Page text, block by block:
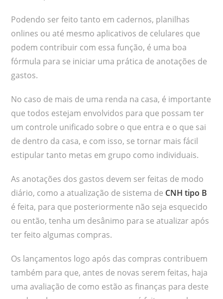
Podendo ser feito tanto em cadernos, planilhas
onlines ou até mesmo aplicativos de celulares que
podem contribuir com essa função, é uma boa
fórmula para se iniciar uma prática de anotações de
gastos.
No caso de mais de uma renda na casa, é importante
que todos estejam envolvidos para que possam ter
um controle unificado sobre o que entra e o que sai
de dentro da casa, e com isso, se tornar mais fácil
estipular tanto metas em grupo como individuais.
As anotações dos gastos devem ser feitas de modo
diário, como a atualização de sistema de CNH tipo B
é feita, para que posteriormente não seja esquecido
ou então, tenha um desânimo para se atualizar após
ter feito algumas compras.
Os lançamentos logo após das compras contribuem
também para que, antes de novas serem feitas, haja
uma avaliação de como estão as finanças para deste